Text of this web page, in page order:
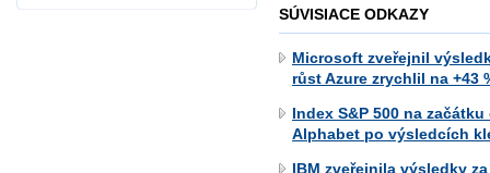
SÚVISIACE ODKAZY
Microsoft zveřejnil
růst Azure zrychlil na +43
Index S&P 500 na
Alphabet po výsledcích
IBM zveřejnila výsledky